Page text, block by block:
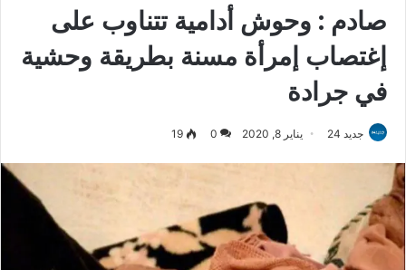
صادم : وحوش أدامية تتناوب على
إغتصاب إمرأة مسنة بطريقة وحشية
في جرادة
جديد 24 يناير 8, 2020 0
19